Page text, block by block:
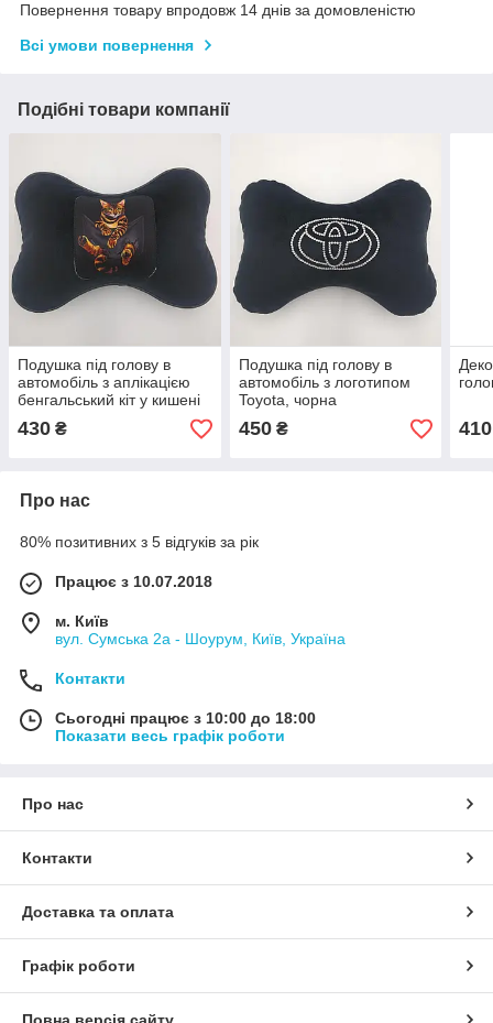
Повернення товару впродовж 14 днів за домовленістю
Всі умови повернення
Подібні товари компанії
Подушка під голову в
автомобіль з аплікацією
бенгальський кіт у кишені
430 ₴
Подушка під голову в
автомобіль з логотипом
Toyota, чорна
450₴ 410
Про нас
80% позитивних з 5 відгуків за рік
Працює з 10.07.2018
м. Київ
вул. Сумська 2а - Шоурум, Київ, Україна
Контакти
Сьогодні працює з 10:00 до 18:00
Показати весь графік роботи
Про нас
Контакти
Доставка та оплата
Графік роботи